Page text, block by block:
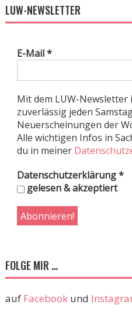
LUW-NEWSLETTER
E-Mail*
Mit dem LUW-Newsletter
zuverlässig jeden
Neuerscheinungen der
Alle wichtigen Infos in
du in meiner
Datenschutzerklärung*
gelesen & akzeptiert
FOLGE MIR …
auf Facebookund